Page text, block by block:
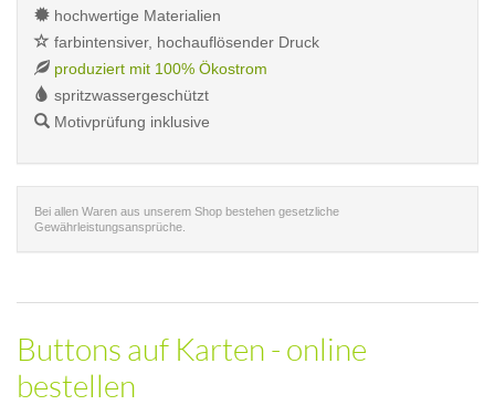
hochwertige Materialien
farbintensiver, hochauflösender Druck
produziert mit 100% Ökostrom
spritzwassergeschützt
Motivprüfung inklusive
Bei allen Waren aus unserem Shop bestehen gesetzliche
Gewährleistungsansprüche.
Buttons auf Karten - online
bestellen